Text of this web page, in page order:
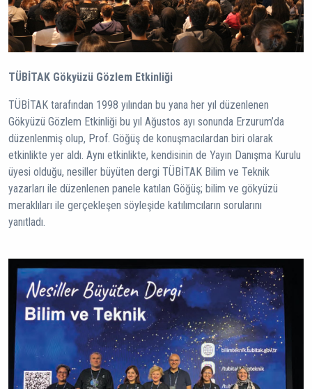
TÜBİTAK Gökyüzü Gözlem Etkinliği
TÜBİTAK tarafından 1998 yılından bu yana her yıl düzenlenen
Gökyüzü Gözlem Etkinliği bu yıl Ağustos ayı sonunda Erzurum’da
düzenlenmiş olup, Prof. Göğüş de konuşmacılardan biri olarak
etkinlikte yer aldı. Aynı etkinlikte, kendisinin de Yayın Danışma Kurulu
üyesi olduğu, nesiller büyüten dergi TÜBİTAK Bilim ve Teknik
yazarları ile düzenlenen panele katılan Göğüş; bilim ve gökyüzü
meraklıları ile gerçekleşen söyleşide katılımcıların sorularını
yanıtladı.